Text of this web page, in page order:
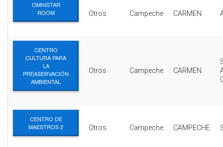
OMNISTAR
ROOM
Otros Campeche CARMEN
CENTRO
CULTURA PARA
LA
PREASERVACIÓN
AMBIENTAL
Otros Campeche CARMEN
CENTRO DE
MAESTROS 2
Otros Campeche CAMPECHE